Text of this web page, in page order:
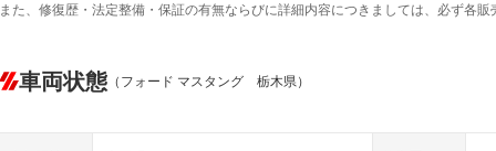
また、修復歴・法定整備・保証の有無ならびに詳細内容につきましては、必ず各
車両状態 （フォード マスタング 栃木県）